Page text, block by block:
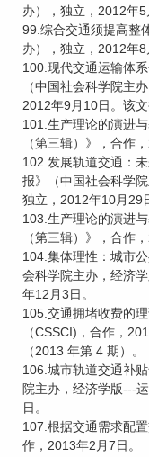
办），独立，2012年5
99.综合交通须提高整
办），独立，2012年8
100.现代交通运输体系
（中国社会科学院主
2012年9月10日。该
101.生产理论的演进
（第三辑）》，合作
102.发展轨道交通：
报》（中国社会科学
独立，2012年10月29
103.生产理论的演进
（第三辑）》，合作
104.集体理性：城市
会科学院主办，经济
年12月3日。
105.交通拥堵收费的
（CSSCI)，合作，
（2013 年第 4 期）。
106.城市轨道交通补
院主办，经济学版---
日。
107.根据交通需求配
作，2013年2月7日。